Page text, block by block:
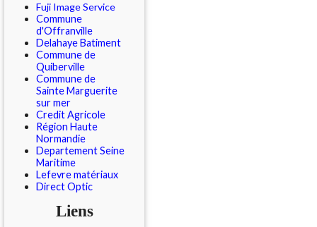
Fuji Image Service
Commune
d'Offranville
Delahaye Batiment
Commune de
Quiberville
Commune de
Sainte Marguerite
sur mer
Credit Agricole
Région Haute
Normandie
Departement Seine
Maritime
Lefevre matériaux
Direct Optic
Liens